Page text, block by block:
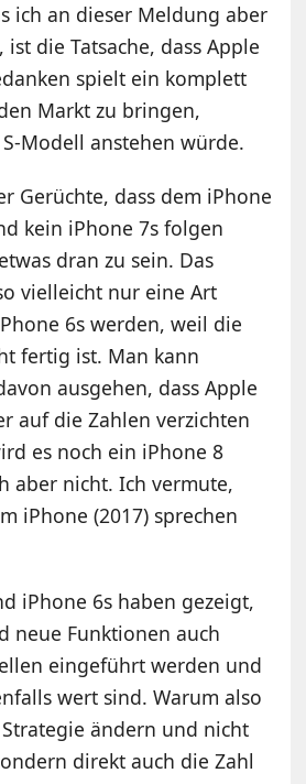
ich an dieser Meldung aber
die Tatsache, dass Apple
spielt ein komplett
Markt zu bringen,
Modell anstehen würde.
Gerüchte, dass dem iPhone
kein iPhone 7s folgen
dran zu sein. Das
vielleicht nur eine Art
6s werden, weil die
fertig ist. Man kann
ausgehen, dass Apple
auf die Zahlen verzichten
es noch ein iPhone 8
aber nicht. Ich vermute,
iPhone (2017) sprechen
iPhone 6s haben gezeigt,
neue Funktionen auch
eingeführt werden und
wert sind. Warum also
ändern und nicht
direkt auch die Zahl